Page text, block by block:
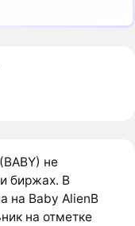
не
биржах. В
на Baby AlienB
на отметке